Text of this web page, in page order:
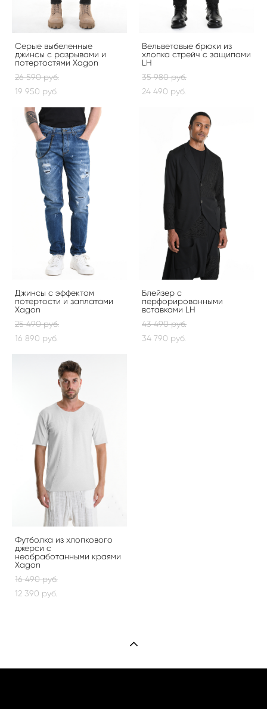
Серые выбеленные
джинсы с разрывами и
потертостями Xagon
26 590 pуб.
19 950 pуб.
Вельветовые брюки из
хлопка стрейч с защипами
LH
35 980 pуб.
24 490 pуб.
Джинсы с эффектом
потертости и заплатами
Xagon
25 490 pуб.
16 890 pуб.
Блейзер с
перфорированными
вставками LH
43 490 pуб.
34 790 pуб.
Футболка из хлопкового
джерси с
необработанными краями
Xagon
16 490 pуб.
12 390 pуб.